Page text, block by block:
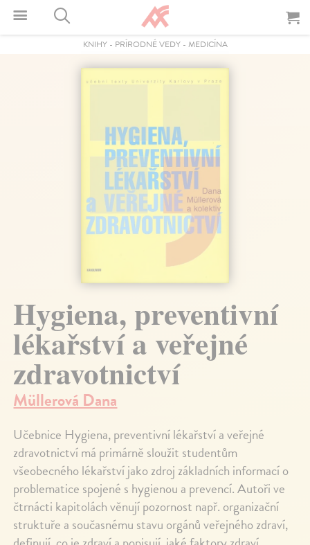
KNIHY- PRÍRODNÉ VEDY- MEDICÍNA
Hygiena, preventivní
lékařství a veřejné
zdravotnictví
Müllerová Dana
Učebnice Hygiena, preventivní lékařství a veřejné
zdravotnictví má primárně sloužit studentům
všeobecného lékařství jako zdroj základních informací o
problematice spojené s hygienou a prevencí. Autoři ve
čtrnácti kapitolách věnují pozornost např. organizační
struktuře a současnému stavu orgánů veřejného zdraví,